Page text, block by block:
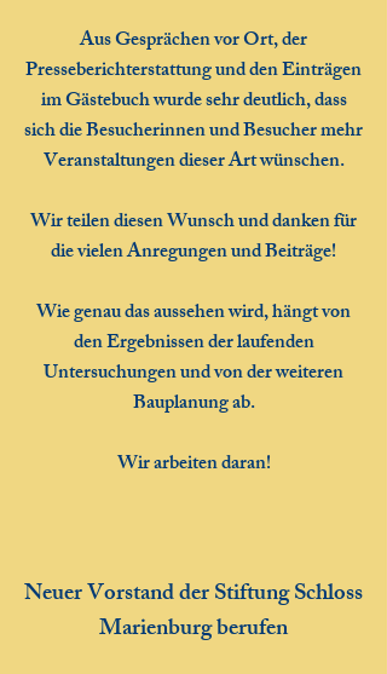
Aus Gesprächen vor Ort, der
Presseberichterstattung und den Einträgen
im Gästebuch wurde sehr deutlich, dass
sich die Besucherinnen und Besucher mehr
Veranstaltungen dieser Art wünschen.
Wir teilen diesen Wunsch und danken für
die vielen Anregungen und Beiträge!
Wie genau das aussehen wird, hängt von
den Ergebnissen der laufenden
Untersuchungen und von der weiteren
Bauplanung ab.
Wir arbeiten daran!​
Neuer Vorstand der Stiftung Schloss
Marienburg berufen